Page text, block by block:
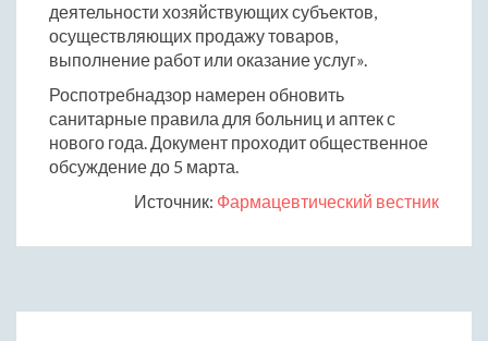
деятельности хозяйствующих субъектов,
осуществляющих продажу товаров,
выполнение работ или оказание услуг».
Роспотребнадзор намерен обновить
санитарные правила для больниц и аптек с
нового года. Документ проходит общественное
обсуждение до 5 марта.
Источник: Фармацевтический вестник